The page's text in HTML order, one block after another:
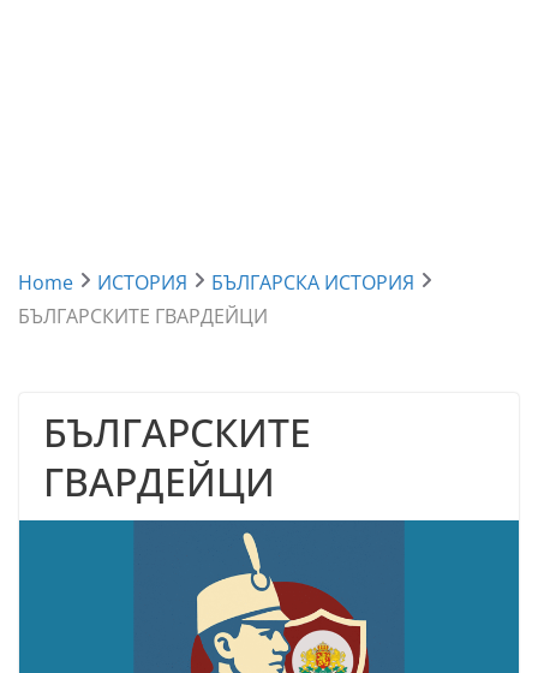
Home ИСТОРИЯ
БЪЛГАРСКА ИСТОРИЯ
БЪЛГАРСКИТЕ ГВАРДЕЙЦИ
БЪЛГАРСКИТЕ
ГВАРДЕЙЦИ